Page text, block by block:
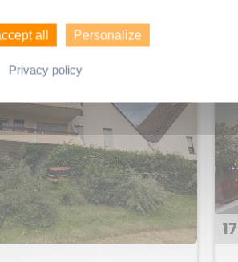
all Personalize
Privacy policy